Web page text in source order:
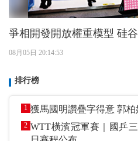
爭相開
08月05日 20:14:53
排行榜
1 獲馬國明
2 WTT橫濱冠軍賽｜國乒